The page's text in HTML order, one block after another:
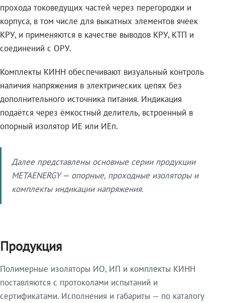
прохода токоведущих частей через перегородки и
корпуса, в том числе для выкатных элементов ячеек
КРУ, и применяются в качестве выводов КРУ, КТП и
соединений с ОРУ.
Комплекты КИНН обеспечивают визуальный контроль
наличия напряжения в электрических цепях без
дополнительного источника питания. Индикация
подаётся через ёмкостный делитель, встроенный в
опорный изолятор ИЕ или ИЕп.
Далее представлены основные серии продукции
METAENERGY — опорные, проходные изоляторы и
комплекты индикации напряжения.
Продукция
Полимерные изоляторы ИО, ИП и комплекты КИНН
поставляются с протоколами испытаний и
сертификатами. Исполнения и габариты — по каталогу